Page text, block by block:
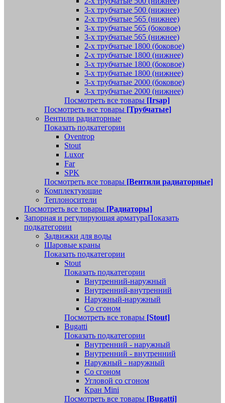
3-х трубчатые 500 (нижнее)
2-х трубчатые 565 (нижнее)
3-х трубчатые 565 (боковое)
3-х трубчатые 565 (нижнее)
2-х трубчатые 1800 (боковое)
2-х трубчатые 1800 (нижнее)
3-х трубчатые 1800 (боковое)
3-х трубчатые 1800 (нижнее)
3-х трубчатые 2000 (боковое)
3-х трубчатые 2000 (нижнее)
Посмотреть все товары [Irsap]
Посмотреть все товары [Трубчатые]
Вентили радиаторные
Показать подкатегории
Oventrop
Stout
Luxor
Far
SPK
Посмотреть все товары [Вентили радиаторные]
Комплектующие
Теплоносители
Посмотреть все товары [Радиаторы]
Запорная и регулирующая арматураПоказать
подкатегории
Задвижки для воды
Шаровые краны
Показать подкатегории
Stout
Показать подкатегории
Внутренний-наружный
Внутренний-внутренний
Наружный-наружный
Со сгоном
Посмотреть все товары [Stout]
Bugatti
Показать подкатегории
Внутренний - наружный
Внутренний - внутренний
Наружный - наружный
Со сгоном
Угловой со сгоном
Кран Mini
Посмотреть все товары [Bugatti]